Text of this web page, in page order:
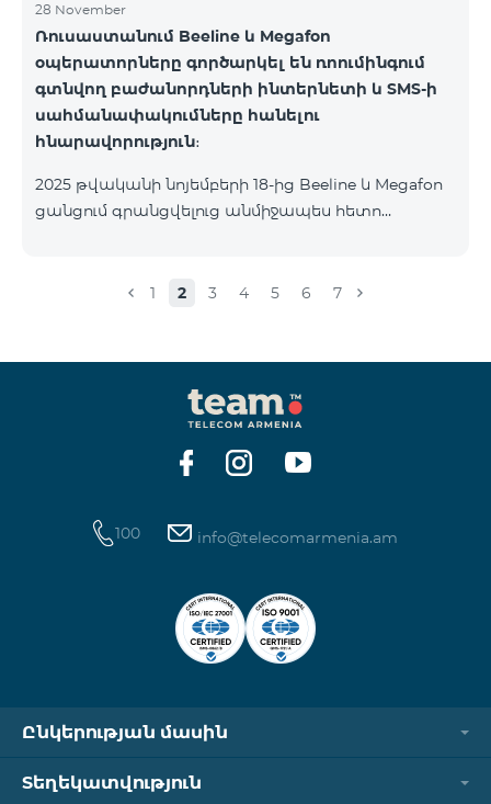
սակագնային փաթեթին, որի շրջանակներում
կստանան անսահմանափակ ինտերնետ, 2000
րոպե դեպի ՀՀ բոլոր ցանցեր, ԱՄՆ, Կանադա, ՌԴ
Beeline և Tele2 ցանցեր, 500 SMS, 200 ՄԲ
ռոումինգում, 60 TV ալիք։ «BeFree 5000 unlimit»
սակագնային փաթեթի ամսավճարը կազմում է
սակագնային փաթեթը կդադարի գ
28 November
Ռուսաստանում Beeline և Megafon
օպերատորները գործարկել են ռոումինգում
գտնվող բաժանորդների ինտերնետի և SMS-ի
սահմանափակումները հանելու
հնարավորություն։
2025 թվականի նոյեմբերի 18-ից Beeline և Megafon
ցանցում գրանցվելուց անմիջապես հետո
էջին։ Ստուգումը հաջողությամբ անցնելուց հետո
կերպով։ Խնդրում ենք ուշադրություն դարձնել, որ
Captcha հղումն աշխատում է միայն
համապատասխան օպերատորի բջջային
ցանցին միացված լինելու դեպքում։ Wi-Fi-ը և VPN-
ը պետք է անջատված լինեն, հակառակ դեպքում
1 2 3 4 5 6 7
100 info@telecomarmenia.am
Ընկերության մասին
Տեղեկատվություն